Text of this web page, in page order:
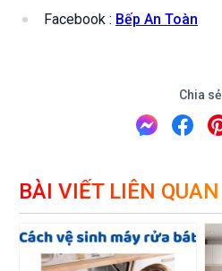
Facebook : Bếp An Toàn
Chia sẻ
BÀI VIẾT LIÊN QUAN